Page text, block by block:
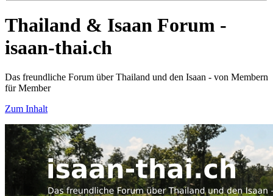
Thailand & Isaan Forum -
isaan-thai.ch
Das freundliche Forum über Thailand und den Isaan - von Membern
für Member
Zum Inhalt